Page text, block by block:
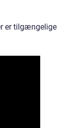
er tilgængelige